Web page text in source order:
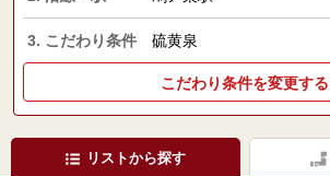
3. こだわり条件 硫黄泉
こだわり条件を変更する
リストから探す